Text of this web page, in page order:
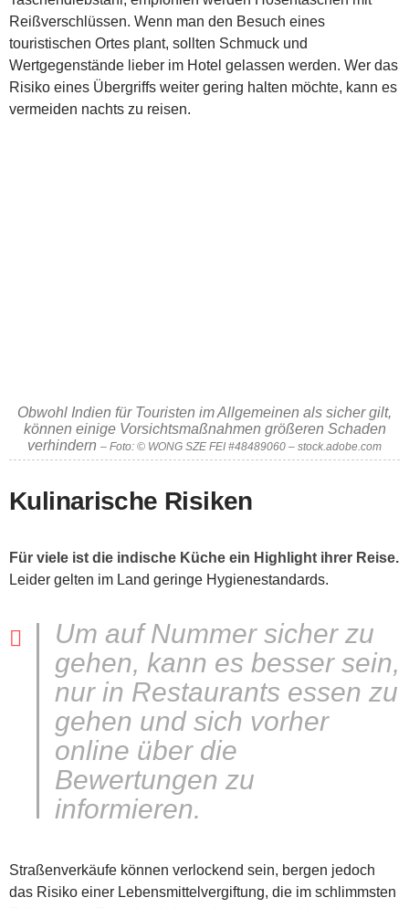
Reißverschlüssen. Wenn man den Besuch eines
touristischen Ortes plant, sollten Schmuck und
Wertgegenstände lieber im Hotel gelassen werden. Wer das
Risiko eines Übergriffs weiter gering halten möchte, kann es
vermeiden nachts zu reisen.
Obwohl Indien für Touristen im Allgemeinen als sicher gilt,
können einige Vorsichtsmaßnahmen größeren Schaden
verhindern – Foto: © WONG SZE FEI #48489060 – stock.adobe.com
Kulinarische Risiken
Für viele ist die indische Küche ein Highlight ihrer Reise.
Leider gelten im Land geringe Hygienestandards.
Um auf Nummer sicher zu
gehen, kann es besser sein,
nur in Restaurants essen zu
gehen und sich vorher
online über die
Bewertungen zu
informieren.
Straßenverkäufe können verlockend sein, bergen jedoch
das Risiko einer Lebensmittelvergiftung, die im schlimmsten